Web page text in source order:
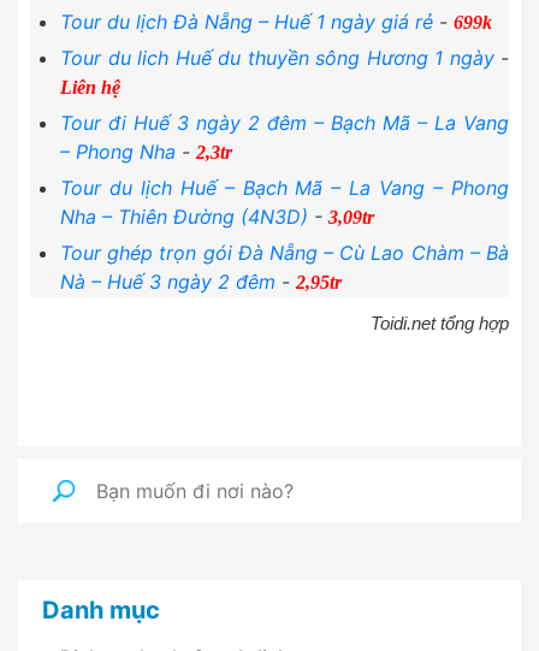
Tour du lịch Đà Nẵng – Huế 1 ngày giá rẻ - 699k
Tour du lich Huế du thuyền sông Hương 1 ngày-
Liên hệ
Tour đi Huế 3 ngày 2 đêm – Bạch Mã – La Vang
– Phong Nha -2,3tr
Tour du lịch Huế – Bạch Mã – La Vang – Phong
Nha – Thiên Đường (4N3D) - 3,09tr
Tour ghép trọn gói Đà Nẵng – Cù Lao Chàm – Bà
Nà – Huế 3 ngày 2 đêm -2,95tr
Toidi.net tổng hợp
Danh mục